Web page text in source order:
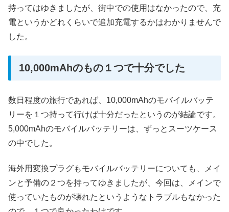
持ってはゆきましたが、街中での使用はなかったので、充
電というかどれくらいで追加充電するかはわかりませんで
した。
10,000mAhのもの１つで十分でした
数日程度の旅行であれば、10,000mAhのモバイルバッテ
リーを１つ持って行けば十分だったというのが結論です。
5,000mAhのモバイルバッテリーは、ずっとスーツケース
の中でした。
海外用変換プラグもモバイルバッテリーについても、メイ
ンと予備の２つを持ってゆきましたが、今回は、メインで
使っていたものが壊れたというようなトラブルもなかった